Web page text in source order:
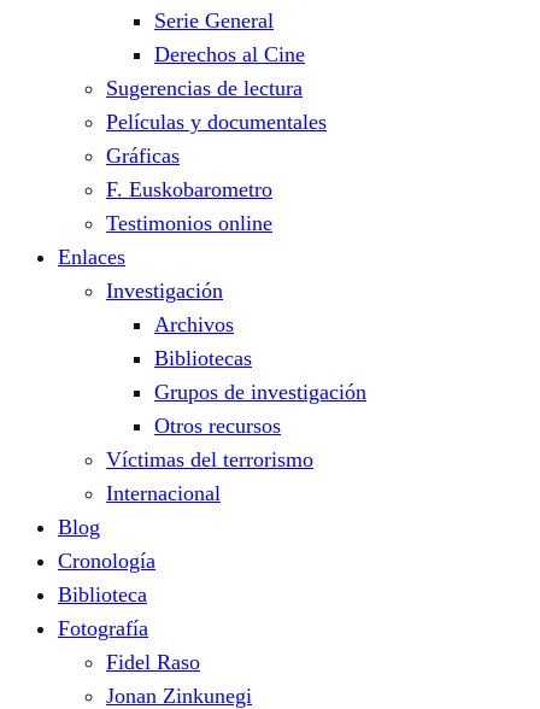
Serie General
Derechos al Cine
Sugerencias de lectura
Películas y documentales
Gráficas
F. Euskobarometro
Testimonios online
Enlaces
Investigación
Archivos
Bibliotecas
Grupos de investigación
Otros recursos
Víctimas del terrorismo
Internacional
Blog
Cronología
Biblioteca
Fotografía
Fidel Raso
Jonan Zinkunegi